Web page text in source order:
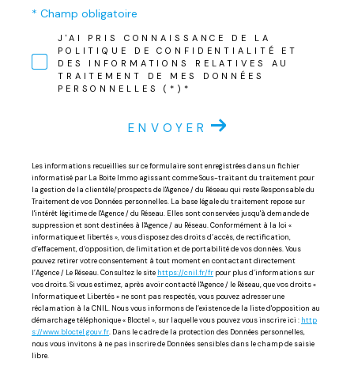
J'AI PRIS CONNAISSANCE DE LA
POLITIQUE DE CONFIDENTIALITÉ ET
DES INFORMATIONS RELATIVES AU
TRAITEMENT DE MES DONNÉES
PERSONNELLES (*)*
* Champ obligatoire
ENVOYER
Les informations recueillies sur ce formulaire sont enregistrées dans un fichier
informatisé par La Boite Immo agissant comme Sous-traitant du traitement pour
la gestion de la clientèle/prospects de l'Agence / du Réseau qui reste Responsable du
Traitement de vos Données personnelles. La base légale du traitement repose sur
l'intérêt légitime de l'Agence / du Réseau. Elles sont conservées jusqu'à demande de
suppression et sont destinées à l'Agence / au Réseau. Conformément à la loi «
informatique et libertés », vous disposez des droits d’accès, de rectification,
d’effacement, d’opposition, de limitation et de portabilité de vos données. Vous
pouvez retirer votre consentement à tout moment en contactant directement
l’Agence / Le Réseau. Consultez le site https://cnil.fr/fr pour plus d’informations sur
vos droits. Si vous estimez, après avoir contacté l'Agence / le Réseau, que vos droits «
Informatique et Libertés » ne sont pas respectés, vous pouvez adresser une
réclamation à la CNIL. Nous vous informons de l’existence de la liste d'opposition au
démarchage téléphonique « Bloctel », sur laquelle vous pouvez vous inscrire ici : http
s://www.bloctel.gouv.fr. Dans le cadre de la protection des Données personnelles,
nous vous invitons à ne pas inscrire de Données sensibles dans le champ de saisie
libre.